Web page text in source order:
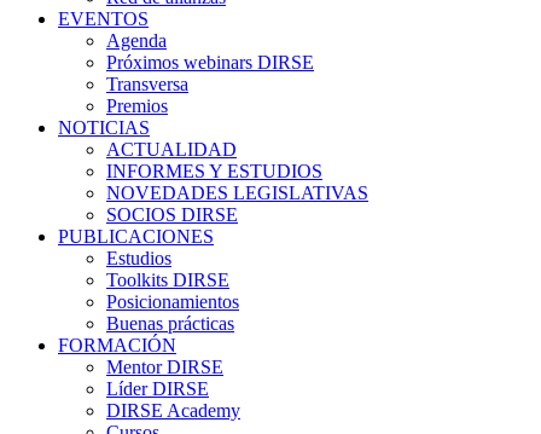
EVENTOS
Agenda
Próximos webinars DIRSE
Transversa
Premios
NOTICIAS
ACTUALIDAD
INFORMES Y ESTUDIOS
NOVEDADES LEGISLATIVAS
SOCIOS DIRSE
PUBLICACIONES
Estudios
Toolkits DIRSE
Posicionamientos
Buenas prácticas
FORMACIÓN
Mentor DIRSE
Líder DIRSE
DIRSE Academy